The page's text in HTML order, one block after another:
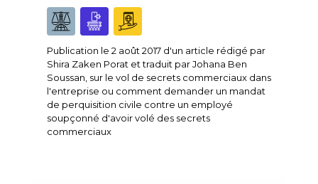
Publication le 2 août 2017 d'un article rédigé par
Shira Zaken Porat et traduit par Johana Ben
Soussan, sur le vol de secrets commerciaux dans
l'entreprise ou comment demander un mandat
de perquisition civile contre un employé
soupçonné d'avoir volé des secrets
commerciaux